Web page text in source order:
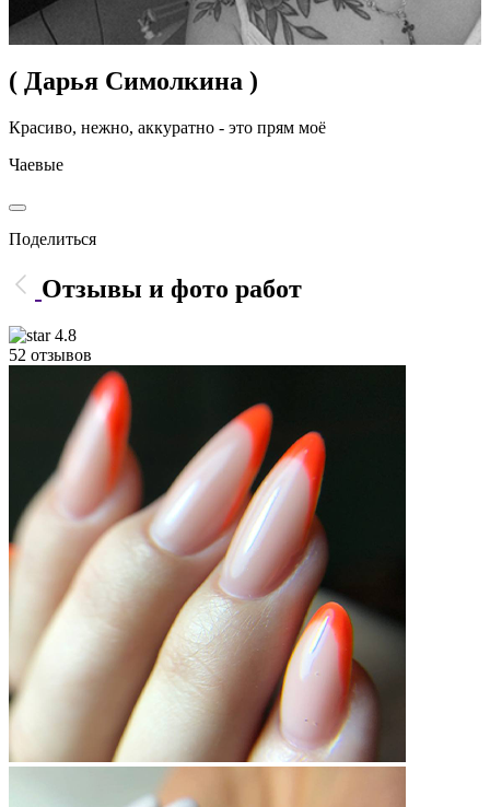
( Дарья Симолкина )
Красиво, нежно, аккуратно - это прям моё
Чаевые
Поделиться
Отзывы и фото работ
4.8
52 отзывов